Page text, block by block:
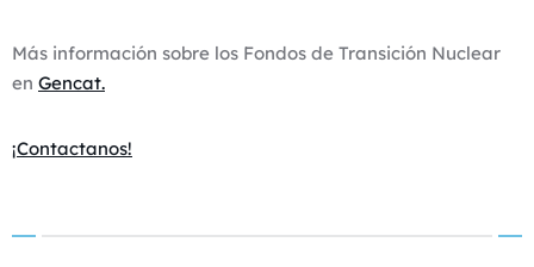
Más información sobre los Fondos de Transición Nuclear
en Gencat.
¡Contactanos!